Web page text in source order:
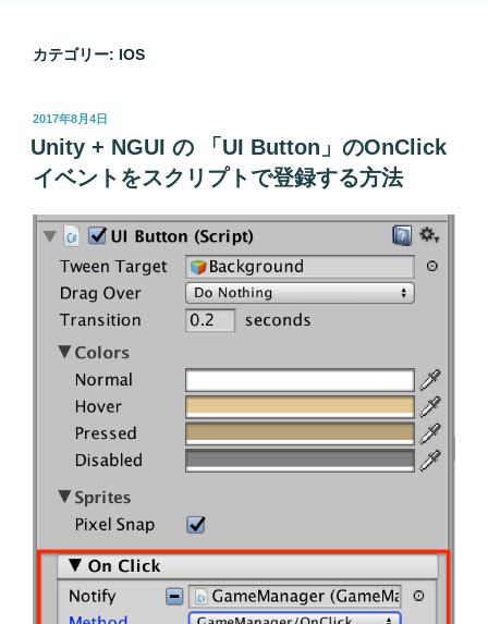
カテゴリー: IOS
投
稿
日:
2017年8月4日
Unity + NGUI の 「UI Button」のOnClick
イベントをスクリプトで登録する方法